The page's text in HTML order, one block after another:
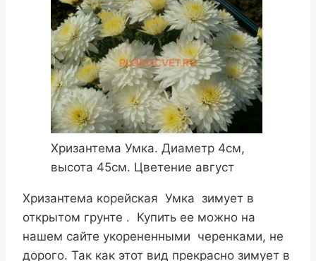
Хризантема Умка. Диаметр 4см,
высота 45см. Цветение август
Хризантема корейская Умка зимует в
открытом грунте . Купить ее можно на
нашем сайте укорененными черенками, не
дорого. Так как этот вид прекрасно зимует в